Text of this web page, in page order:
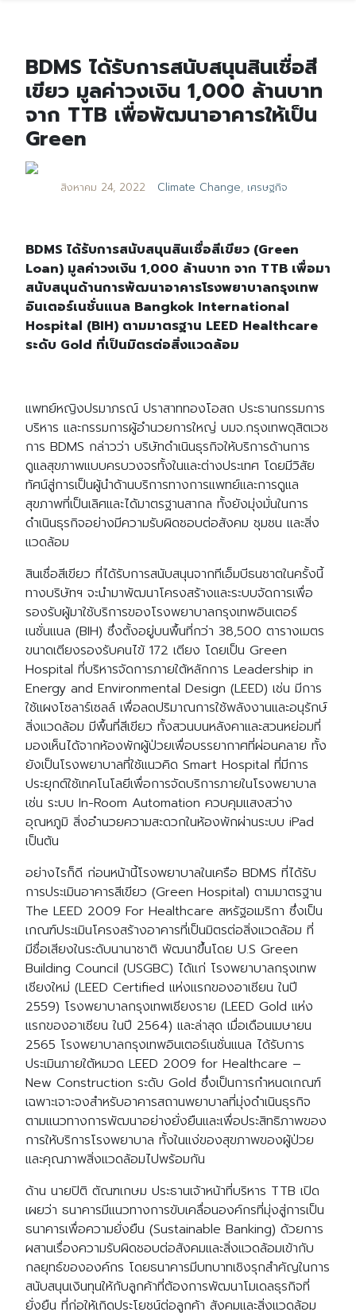
BDMS ได้รับการสนับสนุนสินเชื่อสี
เขียว มูลค่าวงเงิน 1,000 ล้านบาท
จาก TTB เพื่อพัฒนาอาคารให้เป็น
Green
สิงหาคม 24, 2022 Climate Change, เศรษฐกิจ
BDMS ได้รับการสนับสนุนสินเชื่อสีเขียว (Green
Loan) มูลค่าวงเงิน 1,000 ล้านบาท จาก TTB เพื่อมา
สนับสนุนด้านการพัฒนาอาคารโรงพยาบาลกรุงเทพ
อินเตอร์เนชั่นแนล Bangkok International
Hospital (BIH) ตามมาตรฐาน LEED Healthcare
ระดับ Gold ที่เป็นมิตรต่อสิ่งแวดล้อม
แพทย์หญิงปรมาภรณ์ ปราสาททองโอสถ ประธานกรรมการ
บริหาร และกรรมการผู้อำนวยการใหญ่ บมจ.กรุงเทพดุสิตเวช
การ BDMS กล่าวว่า บริษัทดำเนินธุรกิจให้บริการด้านการ
ดูแลสุขภาพแบบครบวงจรทั้งในและต่างประเทศ โดยมีวิสัย
ทัศน์สู่การเป็นผู้นำด้านบริการทางการแพทย์และการดูแล
สุขภาพที่เป็นเลิศและได้มาตรฐานสากล ทั้งยังมุ่งมั่นในการ
ดำเนินธุรกิจอย่างมีความรับผิดชอบต่อสังคม ชุมชน และสิ่ง
แวดล้อม
สินเชื่อสีเขียว ที่ได้รับการสนับสนุนจากทีเอ็มบีธนชาตในครั้งนี้
ทางบริษัทฯ จะนำมาพัฒนาโครงสร้างและระบบจัดการเพื่อ
รองรับผู้มาใช้บริการของโรงพยาบาลกรุงเทพอินเตอร์
เนชั่นแนล (BIH) ซึ่งตั้งอยู่บนพื้นที่กว่า 38,500 ตารางเมตร
ขนาดเตียงรองรับคนไข้ 172 เตียง โดยเป็น Green
Hospital ที่บริหารจัดการภายใต้หลักการ Leadership in
Energy and Environmental Design (LEED) เช่น มีการ
ใช้แผงโซลาร์เซลล์ เพื่อลดปริมาณการใช้พลังงานและอนุรักษ์
สิ่งแวดล้อม มีพื้นที่สีเขียว ทั้งสวนบนหลังคาและสวนหย่อมที่
มองเห็นได้จากห้องพักผู้ป่วยเพื่อบรรยากาศที่ผ่อนคลาย ทั้ง
ยังเป็นโรงพยาบาลที่ใช้แนวคิด Smart Hospital ที่มีการ
ประยุกต์ใช้เทคโนโลยีเพื่อการจัดบริการภายในโรงพยาบาล
เช่น ระบบ In-Room Automation ควบคุมแสงสว่าง
อุณหภูมิ สิ่งอำนวยความสะดวกในห้องพักผ่านระบบ iPad
เป็นต้น
อย่างไรก็ดี ก่อนหน้านี้โรงพยาบาลในเครือ BDMS ที่ได้รับ
การประเมินอาคารสีเขียว (Green Hospital) ตามมาตรฐาน
The LEED 2009 For Healthcare สหรัฐอเมริกา ซึ่งเป็น
เกณฑ์ประเมินโครงสร้างอาคารที่เป็นมิตรต่อสิ่งแวดล้อม ที่
มีชื่อเสียงในระดับนานาชาติ พัฒนาขึ้นโดย U.S Green
Building Council (USGBC) ได้แก่ โรงพยาบาลกรุงเทพ
เชียงใหม่ (LEED Certified แห่งแรกของอาเซียน ในปี
2559) โรงพยาบาลกรุงเทพเชียงราย (LEED Gold แห่ง
แรกของอาเซียน ในปี 2564) และล่าสุด เมื่อเดือนเมษายน
2565 โรงพยาบาลกรุงเทพอินเตอร์เนชั่นแนล ได้รับการ
ประเมินภายใต้หมวด LEED 2009 for Healthcare –
New Construction ระดับ Gold ซึ่งเป็นการกำหนดเกณฑ์
เฉพาะเจาะจงสำหรับอาคารสถานพยาบาลที่มุ่งดำเนินธุรกิจ
ตามแนวทางการพัฒนาอย่างยั่งยืนและเพื่อประสิทธิภาพของ
การให้บริการโรงพยาบาล ทั้งในแง่ของสุขภาพของผู้ป่วย
และคุณภาพสิ่งแวดล้อมไปพร้อมกัน
ด้าน นายปิติ ตัณฑเกษม ประธานเจ้าหน้าที่บริหาร TTB เปิด
เผยว่า ธนาคารมีแนวทางการขับเคลื่อนองค์กรที่มุ่งสู่การเป็น
ธนาคารเพื่อความยั่งยืน (Sustainable Banking) ด้วยการ
ผสานเรื่องความรับผิดชอบต่อสังคมและสิ่งแวดล้อมเข้ากับ
กลยุทธ์ขององค์กร โดยธนาคารมีบทบาทเชิงรุกสำคัญในการ
สนับสนุนเงินทุนให้กับลูกค้าที่ต้องการพัฒนาโมเดลธุรกิจที่
ยั่งยืน ที่ก่อให้เกิดประโยชน์ต่อลูกค้า สังคมและสิ่งแวดล้อม